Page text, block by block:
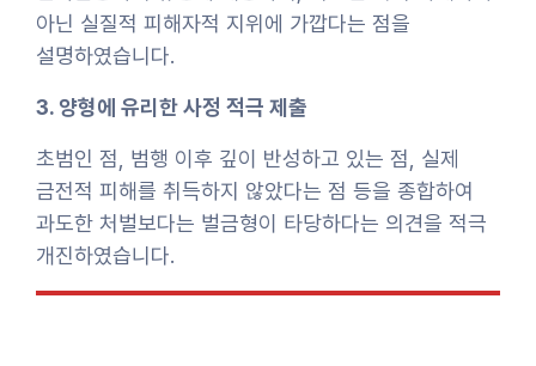
아닌 실질적 피해자적 지위에 가깝다는 점을
설명하였습니다.
3. 양형에 유리한 사정 적극 제출
초범인 점, 범행 이후 깊이 반성하고 있는 점, 실제
금전적 피해를 취득하지 않았다는 점 등을 종합하여
과도한 처벌보다는 벌금형이 타당하다는 의견을 적극
개진하였습니다.